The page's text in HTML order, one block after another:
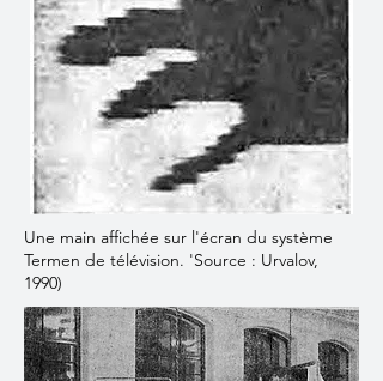
Une main affichée sur l'écran du système
Termen de télévision. 'Source : Urvalov,
1990)